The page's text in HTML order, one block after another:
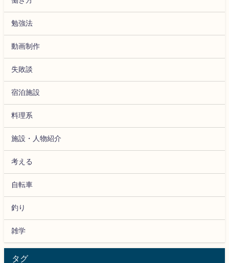
勉強法
動画制作
失敗談
宿泊施設
料理系
施設・人物紹介
考える
自転車
釣り
雑学
タグ